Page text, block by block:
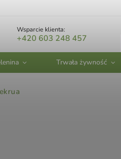
Wsparcie klienta:
+420 603 248 457
Trwała żywność